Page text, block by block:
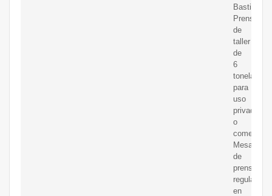
Bastidor
Prensa
de
taller
de
6
toneladas
para
uso
privado
o
comercial
Mesa
de
prensado
regulable
en